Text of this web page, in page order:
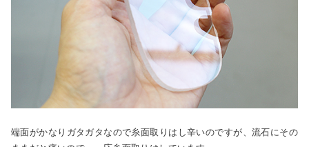
端面がかなりガタガタなので糸面取りはし辛いのですが、流石にその